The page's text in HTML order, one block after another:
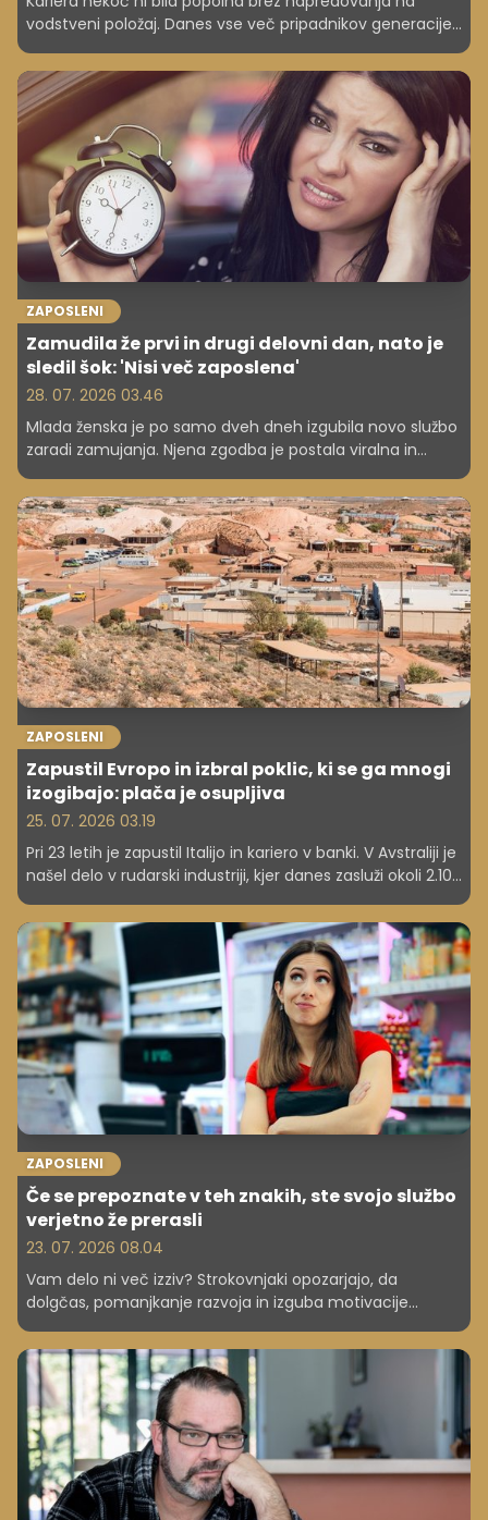
vodstveni položaj. Danes vse več pripadnikov generacije
Z pravi: ne, hvala. Zakaj mladi nočejo postati šefi?
ZAPOSLENI
Zamudila že prvi in drugi delovni dan, nato je
sledil šok: 'Nisi več zaposlena'
28. 07. 2026 03.46
Mlada ženska je po samo dveh dneh izgubila novo službo
zaradi zamujanja. Njena zgodba je postala viralna in
sprožila burno razpravo o tem, kje je meja med
razumevanjem delodajalca in profesionalnostjo
zaposlenega.
ZAPOSLENI
Zapustil Evropo in izbral poklic, ki se ga mnogi
izogibajo: plača je osupljiva
25. 07. 2026 03.19
Pri 23 letih je zapustil Italijo in kariero v banki. V Avstraliji je
našel delo v rudarski industriji, kjer danes zasluži okoli 2.100
evrov neto na teden.
ZAPOSLENI
Če se prepoznate v teh znakih, ste svojo službo
verjetno že prerasli
23. 07. 2026 08.04
Vam delo ni več izziv? Strokovnjaki opozarjajo, da
dolgčas, pomanjkanje razvoja in izguba motivacije
svoj položaj.